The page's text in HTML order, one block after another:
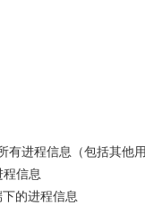
进程信息（包括其他用
信息
的进程信息